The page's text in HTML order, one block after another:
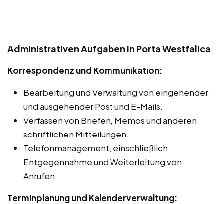
Administrativen Aufgaben in Porta Westfalica
Korrespondenz und Kommunikation:
Bearbeitung und Verwaltung von eingehender
und ausgehender Post und E-Mails.
Verfassen von Briefen, Memos und anderen
schriftlichen Mitteilungen.
Telefonmanagement, einschließlich
Entgegennahme und Weiterleitung von
Anrufen.
Terminplanung und Kalenderverwaltung: